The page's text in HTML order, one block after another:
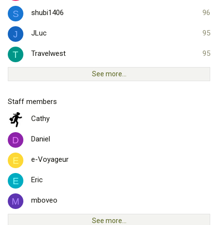
S 96
shubi1406
J 95
JLuc
T 95
Travelwest
See more…
Staff members
Cathy
D Daniel
E e-Voyageur
E Eric
M mboveo
See more…